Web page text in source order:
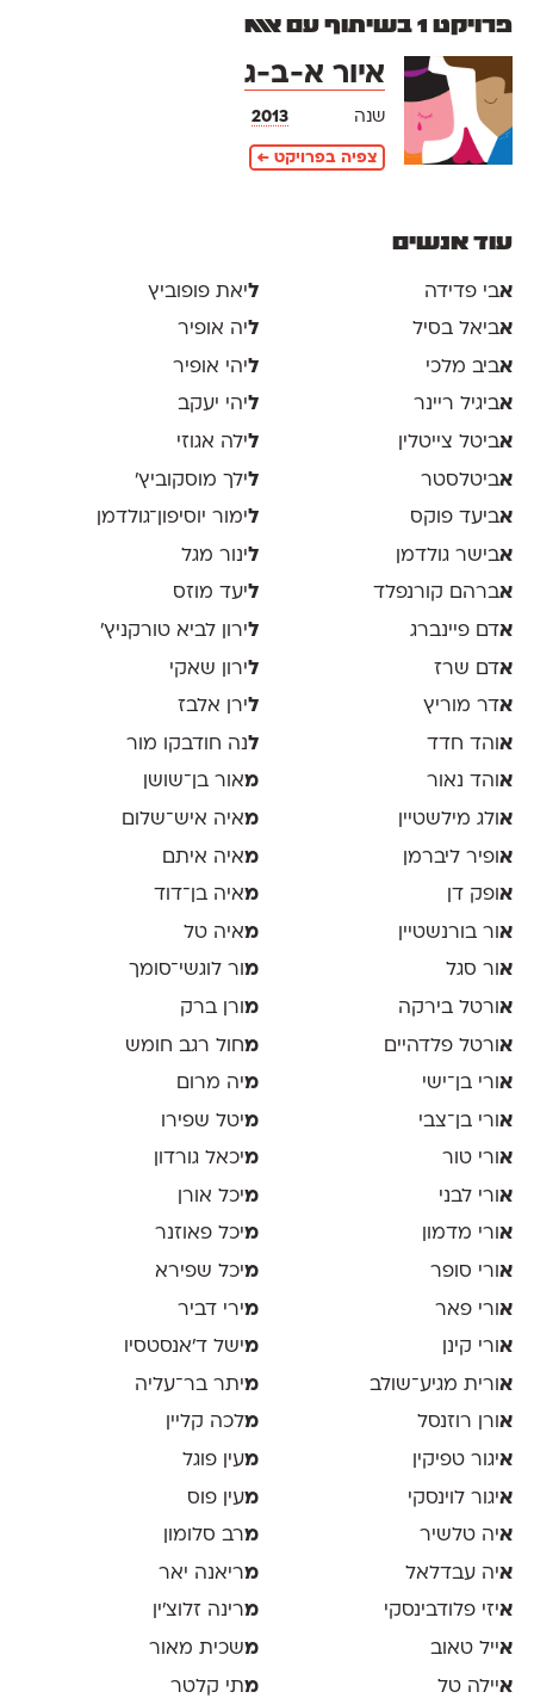
פרויקט 1 בשיתוף עם אאא
איור א-ב-ג
שנה 2013
צפיה בפרויקט ←
עוד אנשים
אבי פדידה
אביאל בסיל
אביב מלכי
אביגיל ריינר
אביטל צייטלין
אביטלסטר
אביעד פוקס
אבישר גולדמן
אברהם קורנפלד
אדם פיינברג
אדם שרז
אדר מוריץ
אוהד חדד
אוהד נאור
אולג מילשטיין
אופיר ליברמן
אופק דן
אור בורנשטיין
אור סגל
אורטל בירקה
אורטל פלדהיים
אורי בן־ישי
אורי בן־צבי
אורי טור
אורי לבני
אורי מדמון
אורי סופר
אורי פאר
אורי קינן
אורית מגיע־שולב
אורן רוזנסל
איגור טפיקין
איגור לוינסקי
איה טלשיר
איה עבדלאל
איזי פלודבינסקי
אייל טאוב
איילה טל
ליאת פופוביץ
ליה אופיר
ליהי אופיר
ליהי יעקב
לילה אגוזי
לילך מוסקוביץ'
לימור יוסיפון־גולדמן
לינור מגל
ליעד מוזס
לירון לביא טורקניץ׳
לירון שאקי
לירן אלבז
לנה חודבקו מור
מאור בן־שושן
מאיה איש־שלום
מאיה איתם
מאיה בן־דוד
מאיה טל
מור לוגשי־סומך
מ ורן ברק
מחול רגב חומש
מיה מרום
מיטל שפירו
מיכאל גורדון
מיכל אורן
מיכל פאוזנר
מיכל שפירא
מירי דביר
מישל ד׳אנסטסיו
מיתר בר־עליה
מלכה קליין
מעין פוגל
מעין פוס
מרב סלומון
מריאנה יאר
מרינה זלוצ׳ין
משכית מאור
מתי קלטר